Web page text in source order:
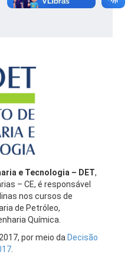
e Tecnologia – DET,
– CE, é responsável
nos cursos de
de Petróleo,
Química.
por meio da Decisão